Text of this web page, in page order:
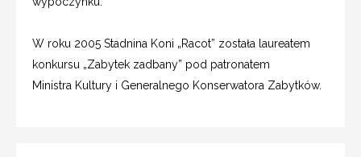
W roku 2005 Stadnina Koni „Racot” została laureatem
konkursu „Zabytek zadbany” pod patronatem
Ministra Kultury i Generalnego Konserwatora Zabytków.